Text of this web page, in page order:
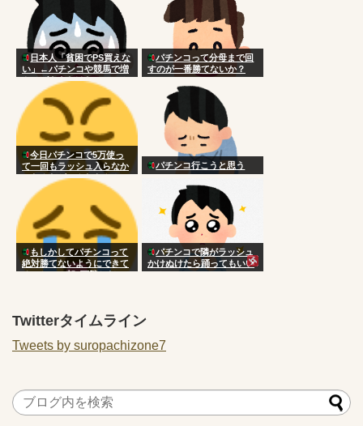
日本人「貧困でPS買えな
い」←パチンコや競馬で増
やせばええだけなのにアホ
パチンコって分母まで回
すのが一番勝てないか？
今日パチンコで5万使っ
て一回もラッシュ入らなか
ったんだがこんなもん？
パチンコ行こうと思う
もしかしてパチンコって
絶対勝てないようにできて
るのか…？朝3万勝ちだっ
パチンコで隣がラッシュ
かけぬけたら踊ってもいい
の？
Twitterタイムライン
Tweets by suropachizone7